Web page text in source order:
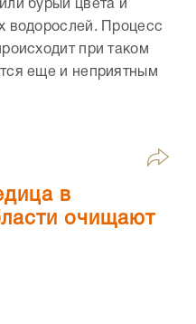
бурый цвета и
водорослей. Процесс
при таком
еще и неприятным
в
очищают